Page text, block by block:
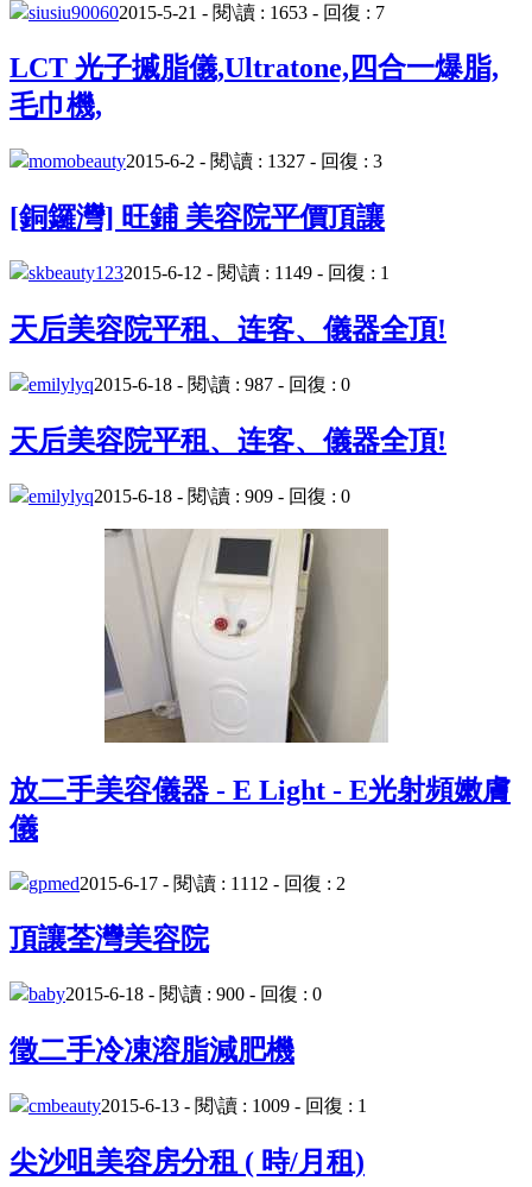
siusiu900602015-5-21 - 閱\讀 : 1653 - 回復 : 7
LCT 光子摵脂儀,Ultratone,四合一爆脂,
毛巾機,
momobeauty2015-6-2 - 閱\讀 : 1327 - 回復 : 3
[銅鑼灣] 旺鋪 美容院平價頂讓
skbeauty1232015-6-12 - 閱\讀 : 1149 - 回復 : 1
天后美容院平租、连客、儀器全頂!
emilylyq2015-6-18 - 閱\讀 : 987 - 回復 : 0
天后美容院平租、连客、儀器全頂!
emilylyq2015-6-18 - 閱\讀 : 909 - 回復 : 0
放二手美容儀器 - E Light - E光射頻嫩膚
儀
gpmed2015-6-17 - 閱\讀 : 1112 - 回復 : 2
頂讓荃灣美容院
baby2015-6-18 - 閱\讀 : 900 - 回復 : 0
徵二手冷凍溶脂減肥機
cmbeauty2015-6-13 - 閱\讀 : 1009 - 回復 : 1
尖沙咀美容房分租 ( 時/月租)